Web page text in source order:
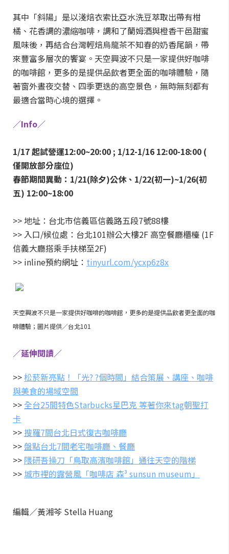
其中「斜陽」是以淺焙衣索比亞水洗豆萃取出帶有柑
橘、花香調的濃縮咖啡，調和了蘭姆酒與橙香干邑甜蜜
風味後，再結合台灣輕焙烏龍茶不知春的奶香尾韻，帶
來豐富多層次的饗宴。天空興波不只是一家提供好咖啡
的咖啡館，更多的是提供品飲者更全面的咖啡體驗，隨
著窗外晝夜交替、四季更迭的高空景色，無時無刻都有
最適合當時心境的選擇。
／Info／
1/17 起試營運12:00~20:00 ; 1/12-1/16 12:00-18:00 (
僅開放部分座位)
春節期間異動：1/21(除夕)公休、1/22(初一)~1/26(初
五) 12:00~18:00
>> 地址：台北市信義區信義路五段7號88樓
>> 入口/候位處：台北101辦公大樓2F 高空餐廳櫃檯 (1F
信義大廳搭乘手扶梯至2F)
>> inline預約網址： tinyurl.com/ycxp6z8x
天空興波不只是一家提供好咖啡的咖啡館，更多的是提供品飲者更全面的咖
啡體驗；圖片提供／台北101
／延伸閱讀／
>>松菸新亮點！「光? ?個時間」結合策展、講座、咖啡
與美食的場域空間
>> 全台25間特色Starbucks星巴克 等著你來tag朝聖打
卡
>> 搜羅7間台北日式復古咖啡廳
>>盤點台北7間老宅咖啡廳、餐廳
>> 隈研吾操刀「鳥取高濱咖啡館」通往天空的階梯
>> 城市裡的露營風「咖啡店 森³ sunsun museum」
編輯／黃湘芩 Stella Huang